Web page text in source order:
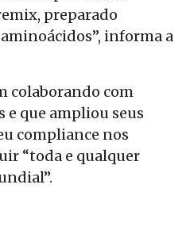
preparado
informa a
colaborando com
e que ampliou seus
compliance nos
“toda e qualquer